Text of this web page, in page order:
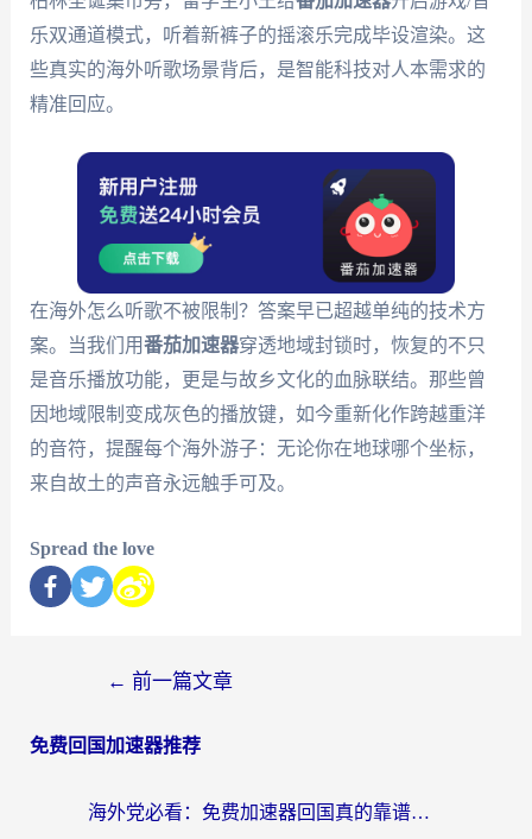
乐双通道模式，听着新裤子的摇滚乐完成毕设渲染。这
些真实的海外听歌场景背后，是智能科技对人本需求的
精准回应。
在海外怎么听歌不被限制？答案早已超越单纯的技术方
案。当我们用番茄加速器穿透地域封锁时，恢复的不只
是音乐播放功能，更是与故乡文化的血脉联结。那些曾
因地域限制变成灰色的播放键，如今重新化作跨越重洋
的音符，提醒每个海外游子：无论你在地球哪个坐标，
来自故土的声音永远触手可及。
Spread the love
← 前一篇文章
免费回国加速器推荐
海外党必看：免费加速器回国真的靠谱吗？3步教你选到好用的归雁替代